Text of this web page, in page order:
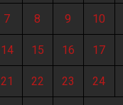
7 8 9 10
14 15 16 17
21 22 23 24